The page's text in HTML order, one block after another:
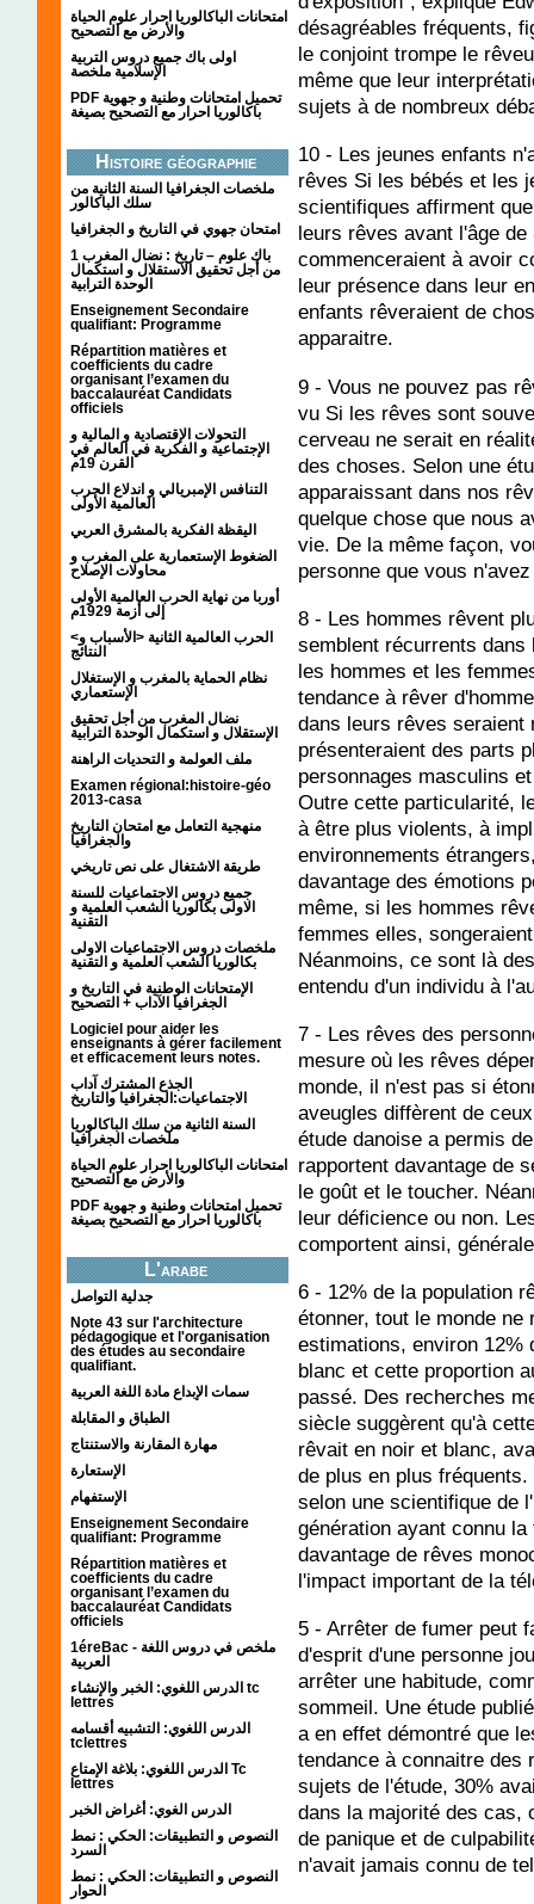
امتحانات الباكالوريا احرار علوم الحياة
والأرض مع التصحيح
اولى باك جميع دروس التربية
الإسلامية ملخصة
PDF تحميل امتحانات وطنية و جهوية
باكالوريا احرار مع التصحيح بصيغة
Histoire géographie
ملخصات الجغرافيا السنة الثانية من
سلك الباكالور
امتحان جهوي في التاريخ و الجغرافيا
1 باك علوم – تاريخ : نضال المغرب
من أجل تحقيق الاستقلال و استكمال
الوحدة الترابية
Enseignement Secondaire
qualifiant: Programme
Répartition matières et
coefficients du cadre
organisant l’examen du
baccalauréat Candidats
officiels
التحولات الإقتصادية و المالية و
الإجتماعية و الفكرية في العالم في
القرن 19م
التنافس الإمبريالي و اندلاع الحرب
العالمية الأولى
اليقظة الفكرية بالمشرق العربي
الضغوط الإستعمارية على المغرب و
محاولات الإصلاح
أوربا من نهاية الحرب العالمية الأولى
إلى أزمة 1929م
<الحرب العالمية الثانية <الأسباب و
النتائج
نظام الحماية بالمغرب و الإستغلال
الإستعماري
نضال المغرب من أجل تحقيق
الإستقلال و استكمال الوحدة الترابية
ملف العولمة و التحديات الراهنة
Examen régional:histoire-géo
2013-casa
منهجية التعامل مع امتحان التاريخ
والجغرافيا
طريقة الاشتغال على نص تاريخي
جميع دروس الاجتماعيات للسنة
الاولى بكالوريا الشعب العلمية و
التقنية
ملخصات دروس الاجتماعيات الاولى
بكالوريا الشعب العلمية و التقنية
الإمتحانات الوطنية في التاريخ و
الجغرافيا الآداب + التصحيح
Logiciel pour aider les
enseignants à gérer facilement
et efficacement leurs notes.
الجذع المشترك آداب
الاجتماعيات:الجغرافيا والتاريخ
السنة الثانية من سلك الباكالوريا
ملخصات الجغرافيا
امتحانات الباكالوريا احرار علوم الحياة
والأرض مع التصحيح
PDF تحميل امتحانات وطنية و جهوية
باكالوريا احرار مع التصحيح بصيغة
L'arabe
جدلية التواصل
Note 43 sur l'architecture
pédagogique et l'organisation
des études au secondaire
qualifiant.
سمات الإبداع مادة اللغة العربية
الطباق و المقابلة
مهارة المقارنة والاستنتاج
الإستعارة
الإستفهام
Enseignement Secondaire
qualifiant: Programme
Répartition matières et
coefficients du cadre
organisant l’examen du
baccalauréat Candidats
officiels
1éreBac - ملخص في دروس اللغة
العربية
الدرس اللغوي: الخبر والإنشاء tc
lettres
الدرس اللغوي: التشبيه أقسامه
tclettres
الدرس اللغوي: بلاغة الإمتاع Tc
lettres
الدرس الغوي: أغراض الخبر
النصوص و التطبيقات: الحكي : نمط
السرد
النصوص و التطبيقات: الحكي : نمط
الحوار
désagréables fréquents,
le conjoint trompe le
même que leur
sujets à de nombreux
10 - Les jeunes enfants
rêves Si les bébés et les
scientifiques affirment
leurs rêves avant l'âge
commenceraient à avoir
leur présence dans leur
enfants rêveraient de
apparaitre.
9 - Vous ne pouvez pas
vu Si les rêves sont
cerveau ne serait en
des choses. Selon une
apparaissant dans nos
quelque chose que nous
vie. De la même façon,
personne que vous
8 - Les hommes rêvent
semblent récurrents
les hommes et les
tendance à rêver
dans leurs rêves
présenteraient des parts
personnages masculins
Outre cette particularité,
à être plus violents, à
environnements
davantage des émotions
même, si les hommes
femmes elles,
Néanmoins, ce sont là
entendu d'un individu à
7 - Les rêves des
mesure où les rêves
monde, il n'est pas si
aveugles diffèrent de
étude danoise a permis
rapportent davantage de
le goût et le toucher.
leur déficience ou non.
comportent ainsi,
6 - 12% de la population
étonner, tout le monde
estimations, environ 12%
blanc et cette proportion
passé. Des recherches
siècle suggèrent qu'à
rêvait en noir et blanc,
de plus en plus
selon une scientifique de
génération ayant connu
davantage de rêves
l'impact important de la
5 - Arrêter de fumer peut
d'esprit d'une personne
arrêter une habitude,
sommeil. Une étude
a en effet démontré que
tendance à connaitre
sujets de l'étude, 30%
dans la majorité des cas,
de panique et de
n'avait jamais connu de